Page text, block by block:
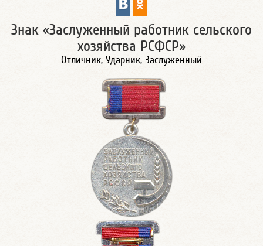
Знак «Заслуженный работник сельского
хозяйства РСФСР»
Отличник, Ударник, Заслуженный